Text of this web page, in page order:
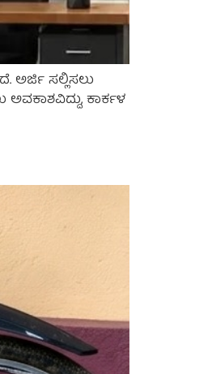
ಅರ್ಜಿ ಸಲ್ಲಿಸಲು
ಕಾರ್ಕಳ